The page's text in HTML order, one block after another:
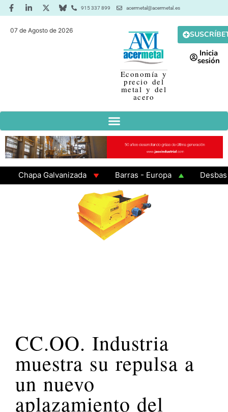
915 337 899 acermetal@acermetal.es
07 de Agosto de 2026
Economía y
precio del
metal y del
acero
Inicia
sesión
Chapa Galvanizada Barras - Europa
Desbaste -
GAMA 3 - Cuadrados 200x200x8
CC.OO. Industria
muestra su repulsa a
un nuevo
aplazamiento del